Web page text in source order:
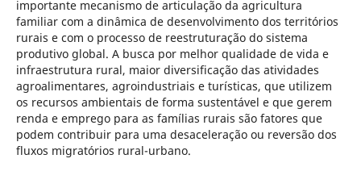
importante mecanismo de articulação da agricultura
familiar com a dinâmica de desenvolvimento dos territórios
rurais e com o processo de reestruturação do sistema
produtivo global. A busca por melhor qualidade de vida e
infraestrutura rural, maior diversificação das atividades
agroalimentares, agroindustriais e turísticas, que utilizem
os recursos ambientais de forma sustentável e que gerem
renda e emprego para as famílias rurais são fatores que
podem contribuir para uma desaceleração ou reversão dos
fluxos migratórios rural-urbano.